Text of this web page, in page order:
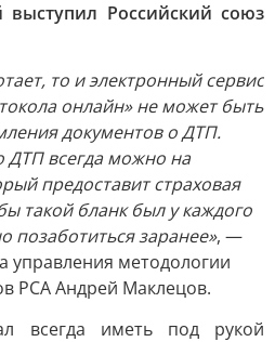
выступил Российский союз
то и электронный сервис
онлайн» не может быть
документов о ДТП.
всегда можно на
предоставит страховая
такой бланк был у каждого
позаботиться заранее», —
управления методологии
РСА Андрей Маклецов.
всегда иметь под рукой